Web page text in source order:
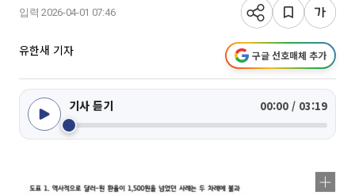
입력 2026-04-01 07:46
유한새 기자 구글 선호매체 추가
기사 듣기 00:00 / 03:19